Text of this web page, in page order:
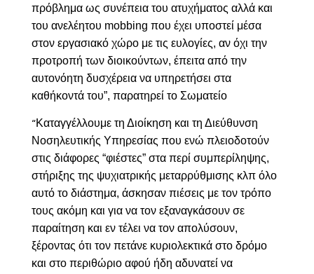
πρόβλημα ως συνέπεια του ατυχήματος αλλά και
του ανελέητου mobbing που έχει υποστεί μέσα
στον εργασιακό χώρο με τις ευλογίες, αν όχι την
προτροπή των διοικούντων, έπειτα από την
αυτονόητη δυσχέρεια να υπηρετήσει στα
καθήκοντά του”, παρατηρεί το Σωματείο
“Καταγγέλλουμε τη Διοίκηση και τη Διεύθυνση
Νοσηλευτικής Υπηρεσίας που ενώ πλειοδοτούν
στις διάφορες “φιέστες” στα περί συμπερίληψης,
στήριξης της ψυχιατρικής μεταρρύθμισης κλπ όλο
αυτό το διάστημα, άσκησαν πιέσεις με τον τρόπο
τους ακόμη και για να τον εξαναγκάσουν σε
παραίτηση και εν τέλει να τον απολύσουν,
ξέροντας ότι τον πετάνε κυριολεκτικά στο δρόμο
και στο περιθώριο αφού ήδη αδυνατεί να